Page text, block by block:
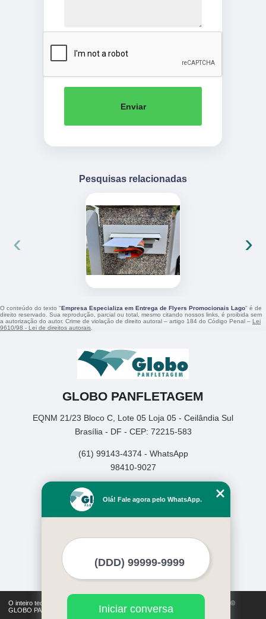
Enviar
Pesquisas relacionadas
‹ ›
O conteúdo do texto "Empresa Especializa em Entrega de Flyers Promocionais Lago" é de
direito reservado. Sua reprodução, parcial ou total, mesmo citando nossos links, é proibida sem
a autorização do autor. Crime de violação de direito autoral – artigo 184 do Código Penal – Lei
9610/98 - Lei de direitos autorais
GLOBO PANFLETAGEM
EQNM 21/23 Bloco C, Lote 05 Loja 05 - Ceilândia Sul
Brasília - DF - CEP: 72215-583
(61) 99143-4374 - WhatsApp
98410-9027
Empresa
Missão
Mapa do site
O inteiro teor deste site está sujeito à proteção de direitos autorais. Copyright©
GLOBO PANFLETAGEM (Lei 9610 de 19/02/1998)
Olá! Fale agora pelo WhatsApp.
Iniciar conversa